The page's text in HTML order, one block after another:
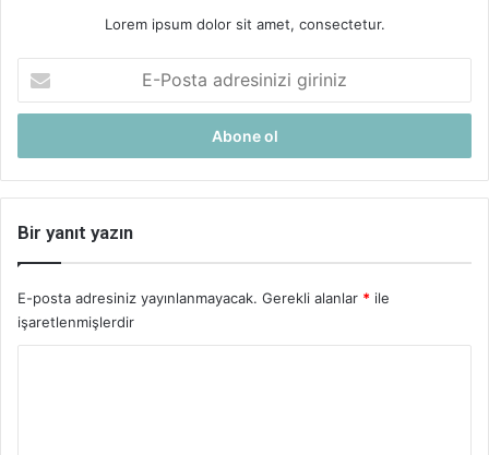
Lorem ipsum dolor sit amet, consectetur.
Posta
adresinizi
Bir yanıt yazın
E-posta adresiniz yayınlanmayacak. Gerekli alanlar * ile
işaretlenmişlerdir